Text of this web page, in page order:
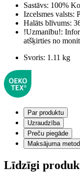
Sastāvs: 100%
Izcelsmes valsts:
Halāts blīvums:
!Uzmanību!:
atšķirties no
Svoris: 1.11 kg
Par produktu
Uzraudzība
Preču piegāde
Maksājuma
Līdzīgi